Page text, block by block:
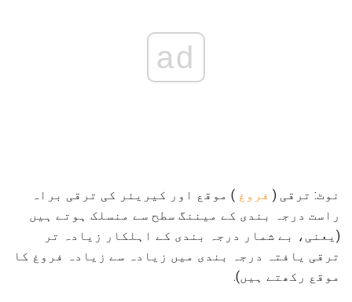
ad
نوٹ: ترقی ( فروغ ) موقع اور کیریئر کی ترقی براہ
راست درجہ بندی کے میننگ سطح سے منسلک ہوتے ہیں
(یعنی، بے شمار درجہ بندی کے اہلکار زیادہ تر
ترقی یافتہ درجہ بندی میں زیادہ سے زیادہ فروغ کا
موقع رکھتے ہیں).